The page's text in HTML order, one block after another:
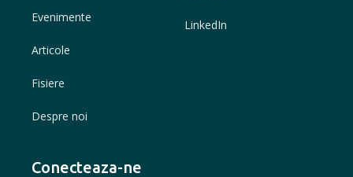
Evenimente
Articole
Fisiere
Despre noi
LinkedIn
Conecteaza-ne